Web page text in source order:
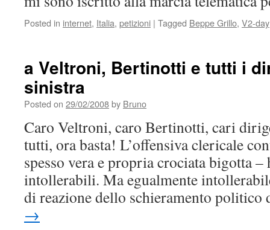
Posted in internet, Italia, petizioni | Tagged Beppe Grillo, V2-day
a Veltroni, Bertinotti e tutti i
sinistra
Posted on 29/02/2008by Bruno
Caro Veltroni, caro Bertinotti, cari
tutti, ora basta! L’offensiva clericale
spesso vera e propria crociata bigotta
intollerabili. Ma egualmente
di reazione dello schieramento
→